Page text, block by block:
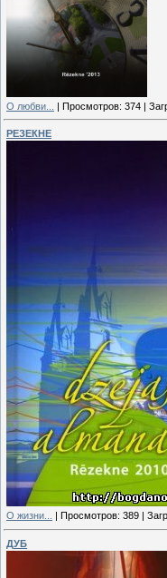
О любви... | Просмотров: 374 |
РЕЗЕКНЕ
О жизни... Просмотров: 389
ДУБ